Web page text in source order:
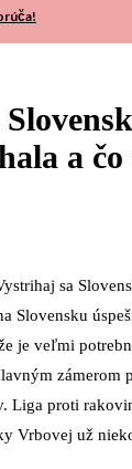
a
sa
Slovensku
je veľmi
zámerom
Liga proti
Vrbovej už